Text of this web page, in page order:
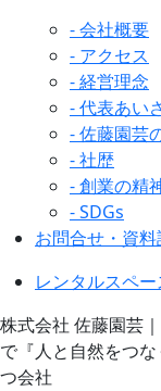
- 会社概要
- アクセス
- 経営理念
- 代表あい
- 佐藤園芸
- 社歴
- 創業の精
- SDGs
お問合せ・資
レンタルスペー
株式会社 佐藤園芸
で『人と自然をつ
つ会社